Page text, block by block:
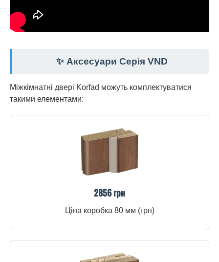
✨ Аксесуари Серія VND
Міжкімнатні двері Korfad можуть комплектуватися
такими елементами:
2856 грн
Ціна коробка 80 мм (грн)